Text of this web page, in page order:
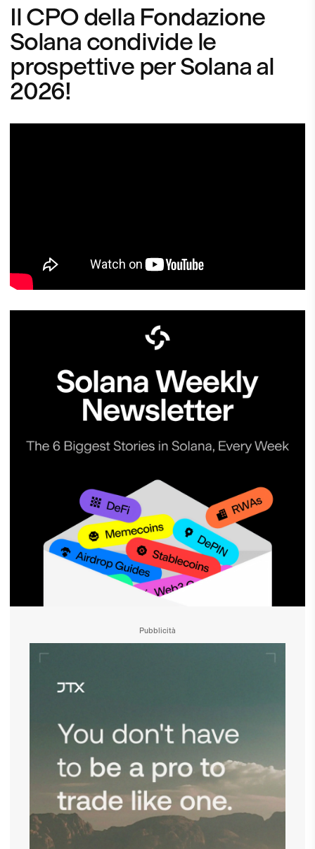
Il CPO della Fondazione
Solana condivide le
prospettive per Solana al
2026!
Pubblicità